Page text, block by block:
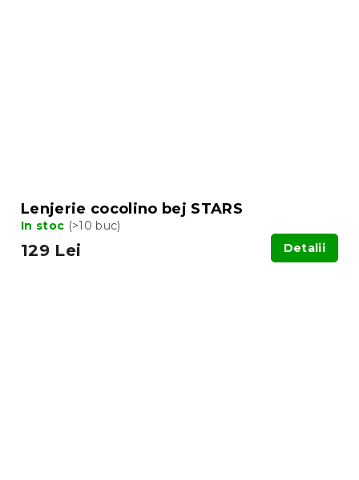
Lenjerie cocolino bej STARS
In stoc (>10 buc)
129 Lei Detalii